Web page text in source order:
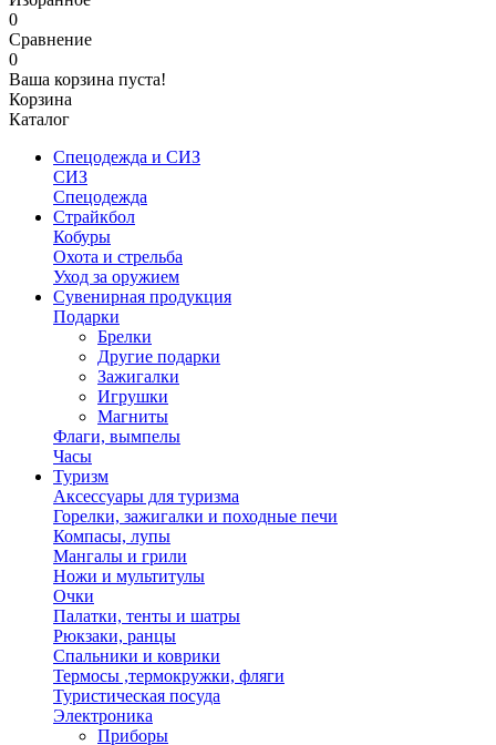
0
Сравнение
0
Ваша корзина пуста!
Корзина
Каталог
Спецодежда и СИЗ
СИЗ
Спецодежда
Страйкбол
Кобуры
Охота и стрельба
Уход за оружием
Сувенирная продукция
Подарки
Брелки
Другие подарки
Зажигалки
Игрушки
Магниты
Флаги, вымпелы
Часы
Туризм
Аксессуары для туризма
Горелки, зажигалки и походные печи
Компасы, лупы
Мангалы и грили
Ножи и мультитулы
Очки
Палатки, тенты и шатры
Рюкзаки, ранцы
Спальники и коврики
Термосы ,термокружки, фляги
Туристическая посуда
Электроника
Приборы